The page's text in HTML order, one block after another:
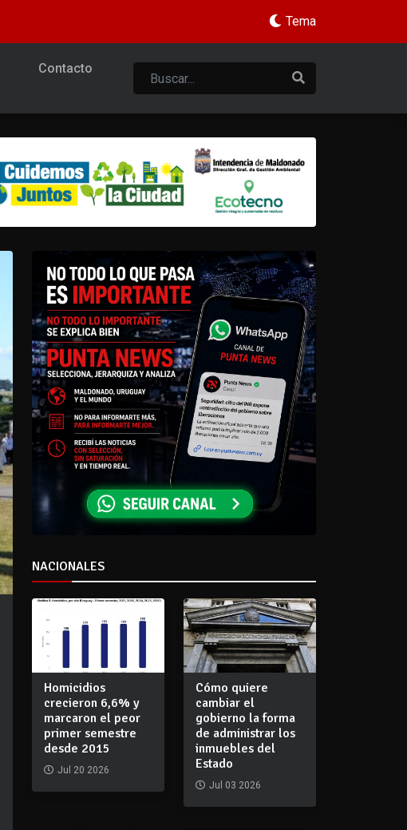
Tema
Contacto
NACIONALES
Homicidios
crecieron 6,6% y
marcaron el peor
primer semestre
desde 2015
Jul 20 2026
Cómo quiere
cambiar el
gobierno la forma
de administrar los
inmuebles del
Estado
Jul 03 2026